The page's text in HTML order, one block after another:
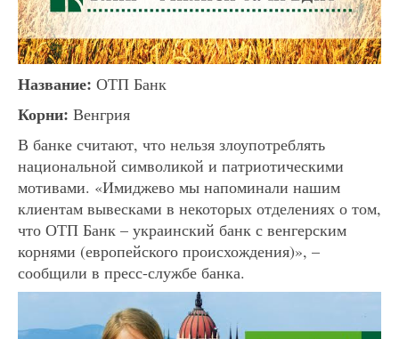
Название: ОТП Банк
Корни: Венгрия
В банке считают, что нельзя злоупотреблять
национальной символикой и патриотическими
мотивами. «Имиджево мы напоминали нашим
клиентам вывесками в некоторых отделениях о том,
что ОТП Банк – украинский банк с венгерским
корнями (европейского происхождения)», –
сообщили в пресс-службе банка.